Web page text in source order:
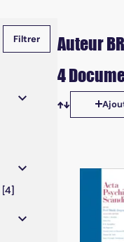
[4]
Auteur
4
Tris